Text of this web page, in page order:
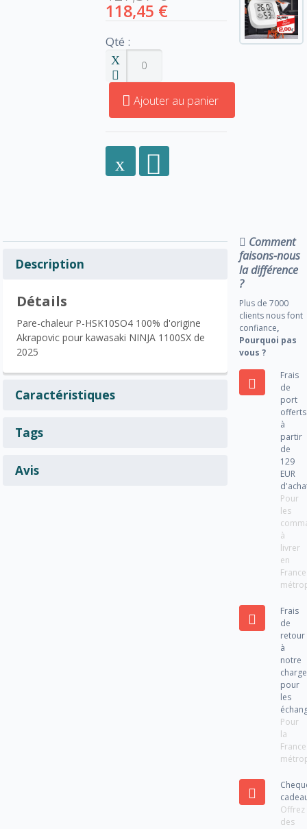
118,45 €
Qté :
Ajouter au panier
Description
Détails
Pare-chaleur P-HSK10SO4 100% d'origine
Akrapovic pour kawasaki NINJA 1100SX de
2025
Caractéristiques
Tags
Avis
Comment
faisons-nous
la différence
?
Plus de 7000
clients nous font
confiance,
Pourquoi pas
vous ?
Frais
de
port
offerts
à
partir
de
129
EUR
Pour
les
à
livrer
en
France
Frais
de
retour
à
notre
charge
pour
les
Pour
la
France
Offrez
des